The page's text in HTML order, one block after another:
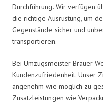
Durchführung. Wir verfügen
die richtige Ausrüstung, um
Gegenstände sicher und
transportieren.
Bei Umzugsmeister Brauer
Kundenzufriedenheit. Unser
angenehm wie möglich zu
Zusatzleistungen wie